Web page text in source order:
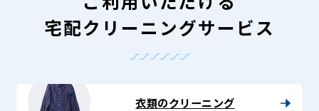
Lenet〈リ
宅配クリーニングサービス
衣類のクリーニング